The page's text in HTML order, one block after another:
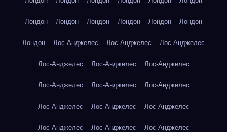
Лондон Лондон Лондон Лондон Лондон Лондон
Лондон Лос-Анджелес Лос-Анджелес Лос-Анджелес
Лос-Анджелес Лос-Анджелес Лос-Анджелес
Лос-Анджелес Лос-Анджелес Лос-Анджелес
Лос-Анджелес Лос-Анджелес Лос-Анджелес
Лос-Анджелес Лос-Анджелес Лос-Анджелес